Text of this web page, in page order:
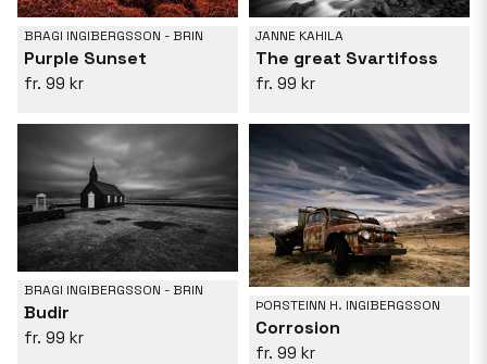
BRAGI INGIBERGSSON - BRIN
Purple Sunset
99 kr
JANNE KAHILA
The great Svartifoss
99 kr
BRAGI INGIBERGSSON - BRIN
Budir
99 kr
ÞORSTEINN H. INGIBERGSSON
Corrosion
99 kr